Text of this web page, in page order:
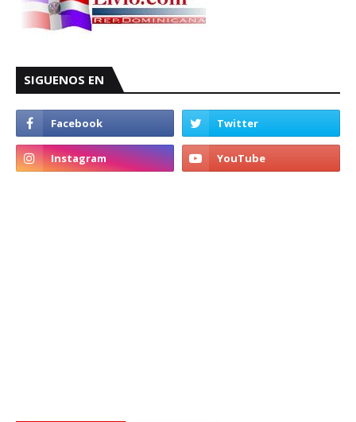
SIGUENOS EN